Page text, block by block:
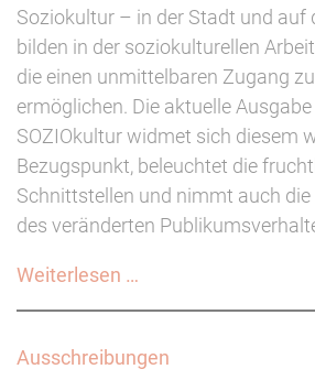
Soziokultur – in der Stadt und auf
bilden in der soziokulturellen
die einen unmittelbaren Zugang
ermöglichen. Die aktuelle
SOZIOkultur widmet sich diesem
Bezugspunkt, beleuchtet die
Schnittstellen und nimmt auch
des veränderten
Weiterlesen …
"Nachbarschaften"
Ausschreibungen